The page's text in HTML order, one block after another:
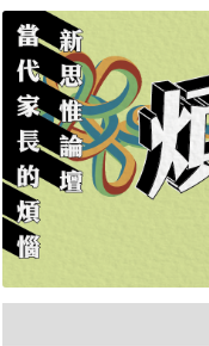
新思惟論
煩惱
新思惟策展，品
分享重點。年度